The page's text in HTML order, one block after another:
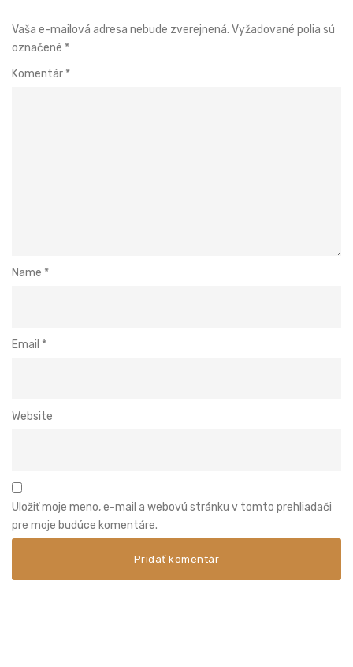
Vaša e-mailová adresa nebude zverejnená. Vyžadované polia sú
označené *
Komentár *
Name *
Email *
Website
Uložiť moje meno, e-mail a webovú stránku v tomto prehliadači
pre moje budúce komentáre.